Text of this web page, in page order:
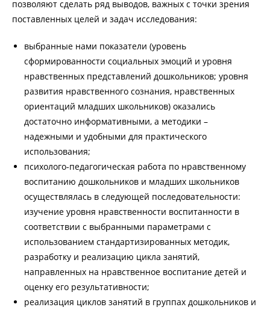
позволяют сделать ряд выводов, важных с точки зрения
поставленных целей и задач исследования:
выбранные нами показатели (уровень
сформированности социальных эмоций и уровня
нравственных представлений дошкольников; уровня
развития нравственного сознания, нравственных
ориентаций младших школьников) оказались
достаточно информативными, а методики –
надежными и удобными для практического
использования;
психолого-педагогическая работа по нравственному
воспитанию дошкольников и младших школьников
осуществлялась в следующей последовательности:
изучение уровня нравственности воспитанности в
соответствии с выбранными параметрами с
использованием стандартизированных методик,
разработку и реализацию цикла занятий,
направленных на нравственное воспитание детей и
оценку его результативности;
реализация циклов занятий в группах дошкольников и